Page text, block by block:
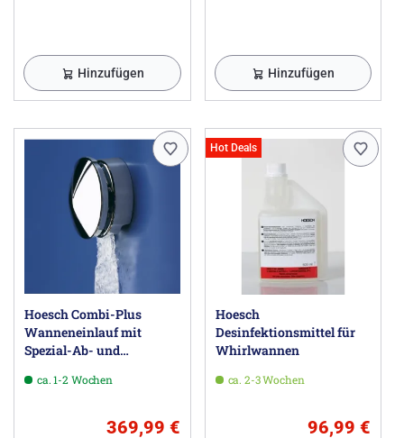
Hinzufügen Hinzufügen
Hoesch Combi-Plus
Wanneneinlauf mit
Spezial-Ab- und
ca. 1-2 Wochen
369,99 €
Hot Deals
Hoesch
Desinfektionsmittel für
Whirlwannen
ca. 2-3 Wochen
96,99 €